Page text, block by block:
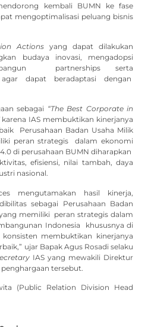
kembali BUMN ke fase
mengoptimalisasi peluang bisnis
Actions yang dapat dilakukan
budaya inovasi, mengadopsi
partnerships serta
dapat beradaptasi dengan
sebagai “The Best Corporate in
karena IAS membuktikan kinerjanya
Perusahaan Badan Usaha Milik
peran strategis dalam ekonomi
di perusahaan BUMN diharapkan
efisiensi, nilai tambah, daya
nasional.
mengutamakan hasil kinerja,
sebagai Perusahaan Badan
memiliki peran strategis dalam
Indonesia khususnya di
membuktikan kinerjanya
ujar Bapak Agus Rosadi selaku
IAS yang mewakili Direktur
tersebut.
(Public Relation Division Head